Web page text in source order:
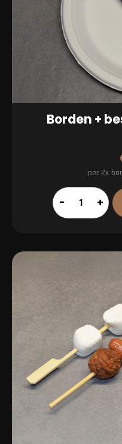
Borden +
per 2x
Borden
+
(wegwerp)
– +